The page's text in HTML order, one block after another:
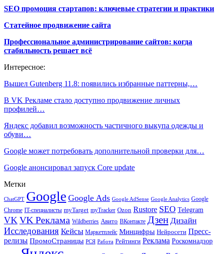
SEO промоция стартапов: ключевые стратегии и практики
Статейное продвижение сайта
Профессиональное администрирование сайтов: когда
стабильность решает всё
Интересное:
Вышел Gutenberg 11.8: появились избранные паттерны,…
В VK Рекламе стало доступно продвижение личных
профилей…
Яндекс добавил возможность частичного выкупа одежды и
обуви…
Google может потребовать дополнительной проверки для…
Google анонсировал запуск Core update
Метки
ChatGPT Google Google Ads Google AdSense Google Analytics Google
Chrome IT-специалисты myTarget myTracker Ozon Rustore SEO Telegram
VK VK Реклама Wildberries Авито ВКонтакте Дзен Дизайн
Исследования Кейсы Маркетплейс Минцифры Нейросети Пресс-
релизы ПромоСтраницы РСЯ Работа Рейтинги Реклама Роскомнадзор